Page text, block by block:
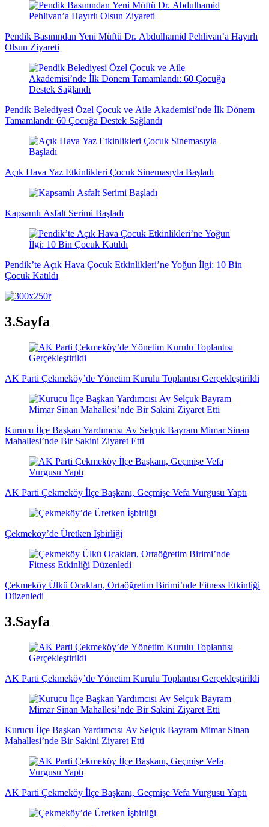
haberleri
haberleri
haberleri
dakika
haberleri
dakika
haberleri
dakika
haberleri
haberler
haberler
haberleri
haberleri
haberleri
Pendik Basınından Yeni Müftü Dr. Abdulhamid Pehlivan’a Hayırlı
Olsun Ziyareti
Pendik Belediyesi Özel Çocuk ve Aile Akademisi’nde İlk Dönem
Tamamlandı: 60 Çocuğa Destek Sağlandı
Açık Hava Yaz Etkinlikleri Çocuk Sinemasıyla Başladı
Kapsamlı Asfalt Serimi Başladı
Pendik’te Açık Hava Çocuk Etkinlikleri’ne Yoğun İlgi: 10 Bin
Çocuk Katıldı
3.Sayfa
AK Parti Çekmeköy’de Yönetim Kurulu Toplantısı Gerçekleştirildi
Kurucu İlçe Başkan Yardımcısı Av Selçuk Bayram Mimar Sinan
Mahallesi’nde Bir Sakini Ziyaret Etti
AK Parti Çekmeköy İlçe Başkanı, Geçmişe Vefa Vurgusu Yaptı
Çekmeköy’de Üretken İşbirliği
Çekmeköy Ülkü Ocakları, Ortaöğretim Birimi’nde Fitness Etkinliği
Düzenledi
3.Sayfa
AK Parti Çekmeköy’de Yönetim Kurulu Toplantısı Gerçekleştirildi
Kurucu İlçe Başkan Yardımcısı Av Selçuk Bayram Mimar Sinan
Mahallesi’nde Bir Sakini Ziyaret Etti
AK Parti Çekmeköy İlçe Başkanı, Geçmişe Vefa Vurgusu Yaptı